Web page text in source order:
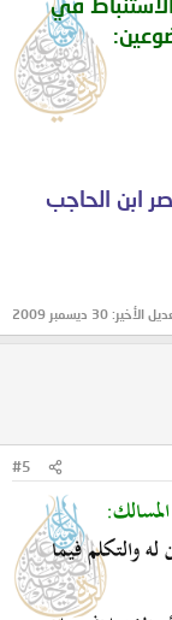
ابن الحاجب
الأخير: 30 ديسمبر 2009
#5
والتكلم فيما